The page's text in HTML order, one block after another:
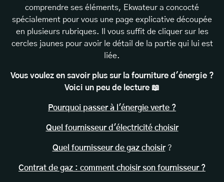
comprendre ses éléments, Ekwateur a concocté
spécialement pour vous une page explicative découpée
en plusieurs rubriques. Il vous suffit de cliquer sur les
cercles jaunes pour avoir le détail de la partie qui lui est
liée.
Vous voulez en savoir plus sur la fourniture d'énergie ?
Voici un peu de lecture 📖
Pourquoi passer à l'énergie verte ?
Quel fournisseur d'électricité choisir
Quel fournisseur de gaz choisir?
Contrat de gaz : comment choisir son fournisseur ?